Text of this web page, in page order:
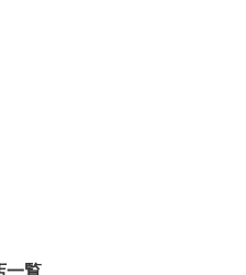
一覧